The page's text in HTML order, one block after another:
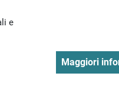
e
Maggiori